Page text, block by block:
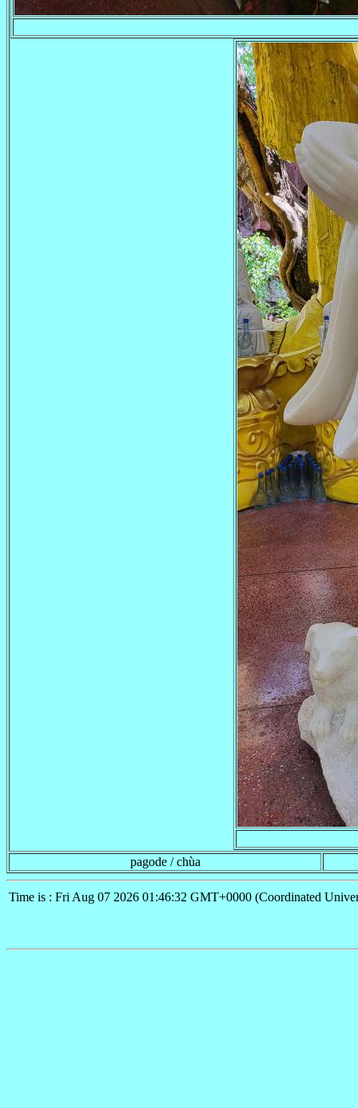
pagode / chùa
Time is : Fri Aug 07 2026 01:46:32 GMT+0000 (Coordinated